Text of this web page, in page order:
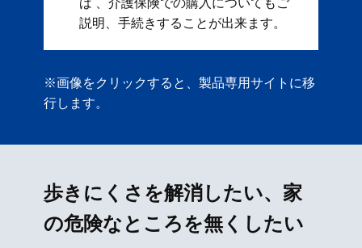
説明、手続きすることが出来ます。
※画像をクリックすると、製品専用サイトに移
行します。
歩きにくさを解消したい、家
の危険なところを無くしたい